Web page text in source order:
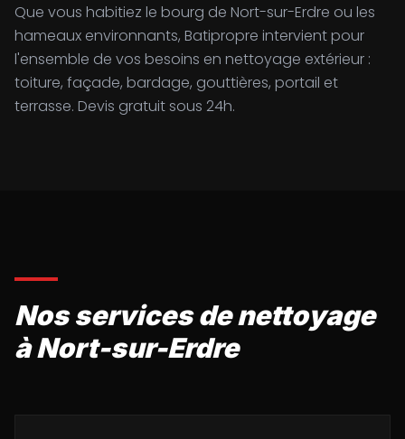
Que vous habitiez le bourg de Nort-sur-Erdre ou les
hameaux environnants, Batipropre intervient pour
l'ensemble de vos besoins en nettoyage extérieur :
toiture, façade, bardage, gouttières, portail et
terrasse. Devis gratuit sous 24h.
Nos services de nettoyage
àNort-sur-Erdre